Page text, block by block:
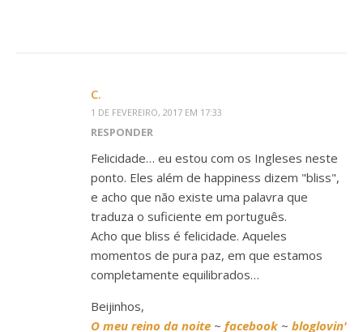
C.
1 DE FEVEREIRO, 2017 EM 17:33
RESPONDER
Felicidade… eu estou com os Ingleses neste
ponto. Eles além de happiness dizem "bliss",
e acho que não existe uma palavra que
traduza o suficiente em português.
Acho que bliss é felicidade. Aqueles
momentos de pura paz, em que estamos
completamente equilibrados…
Beijinhos,
O meu reino da noite ~ facebook ~ bloglovin'